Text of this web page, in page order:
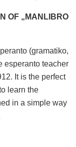
OF „MANLIBRO
(gramatiko,
esperanto teacher
It is the perfect
learn the
in a simple way